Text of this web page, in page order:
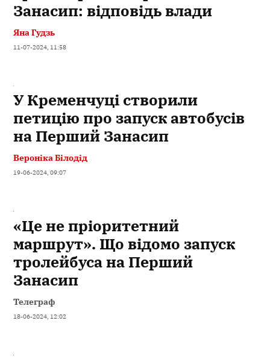
Занасип: відповідь влади
Яна Гудзь
11-07-2024, 11:58
У Кременчуці створили
петицію про запуск автобусів
на Перший Занасип
Вероніка Білодід
19-06-2024, 09:07
«Це не пріоритетний
маршрут». Що відомо запуск
тролейбуса на Перший
Занасип
Телеграф
18-06-2024, 12:02